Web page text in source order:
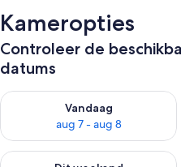
Kameropties
Controleer de
datums
Vandaag
aug 7 - aug 8
De beschikbaarheid
De beschikbaarheid